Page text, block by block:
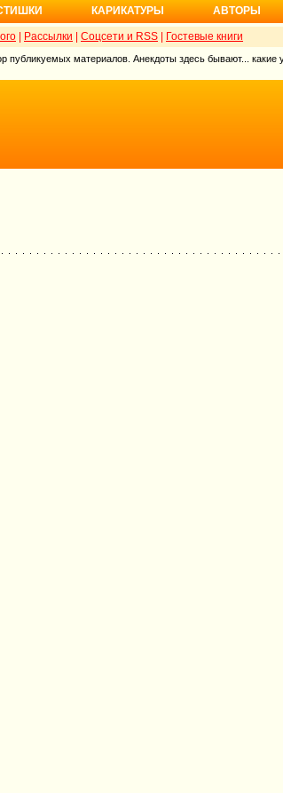
КАРИКАТУРЫ АВТОРЫ
Рассылки Соцсети и RSS Гостевые книги
публикуемых материалов. Анекдоты здесь бывают... какие